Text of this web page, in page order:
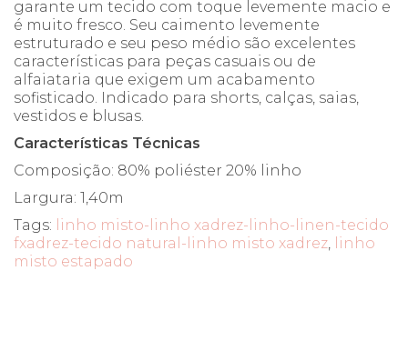
garante um tecido com toque levemente macio e
é muito fresco. Seu caimento levemente
estruturado e seu peso médio são excelentes
características para peças casuais ou de
alfaiataria que exigem um acabamento
sofisticado. Indicado para shorts, calças, saias,
vestidos e blusas.
Características Técnicas
Composição: 80% poliéster 20% linho
Largura: 1,40m
Tags: linho misto-linho xadrez-linho-linen-tecido
fxadrez-tecido natural-linho misto xadrez, linho
misto estapado